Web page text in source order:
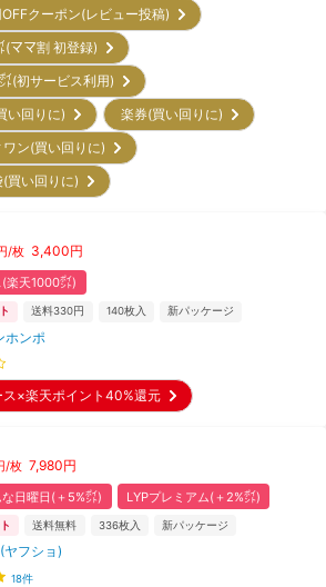
OFFクーポン(レビュー投稿)
(ママ割 初登録)
(初サービス利用)
い回りに)
楽券(買い回りに)
ワン(買い回りに)
(買い回りに)
/枚 3,400円
楽天1000㌽)
送料330円 140枚入 新パッケージ
ホンポ
ス×楽天ポイント40%還元
/枚 7,980円
日曜日(＋5%㌽) LYPプレミアム(＋2%㌽)
送料無料 336枚入 新パッケージ
ヤフショ)
18件